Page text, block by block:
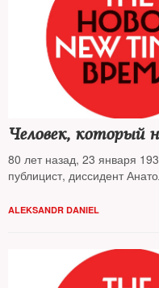
Человек, который
80 лет назад, 23 января
публицист, диссидент
ALEKSANDR DANIEL